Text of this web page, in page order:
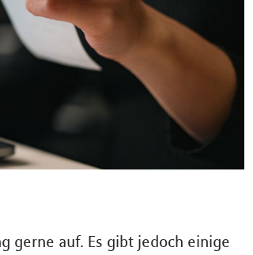
gerne auf. Es gibt jedoch einige